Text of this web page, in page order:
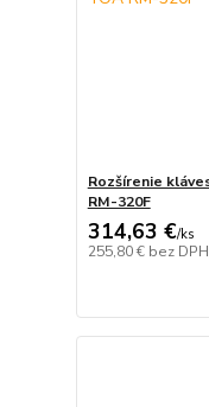
Rozšírenie
RM-320F
314,63 €/ks
255,80 € bez DPH